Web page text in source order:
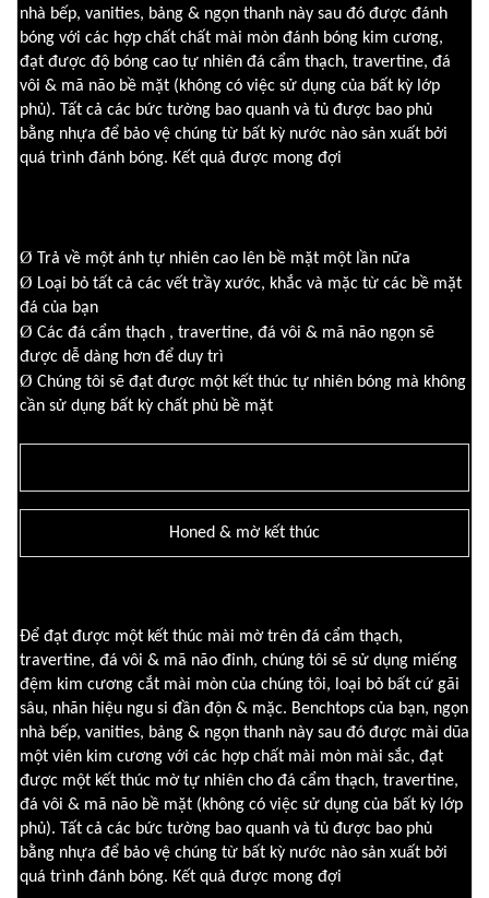
nhà bếp, vanities, bảng & ngọn thanh này sau đó được đánh
bóng với các hợp chất chất mài mòn đánh bóng kim cương,
đạt được độ bóng cao tự nhiên đá cẩm thạch, travertine, đá
vôi & mã não bề mặt (không có việc sử dụng của bất kỳ lớp
phủ). Tất cả các bức tường bao quanh và tủ được bao phủ
bằng nhựa để bảo vệ chúng từ bất kỳ nước nào sản xuất bởi
quá trình đánh bóng. Kết quả được mong đợi
Ø Trả về một ánh tự nhiên cao lên bề mặt một lần nữa
Ø Loại bỏ tất cả các vết trầy xước, khắc và mặc từ các bề mặt
đá của bạn
Ø Các đá cẩm thạch , travertine, đá vôi & mã não ngọn sẽ
được dễ dàng hơn để duy trì
Ø Chúng tôi sẽ đạt được một kết thúc tự nhiên bóng mà không
cần sử dụng bất kỳ chất phủ bề mặt
Honed & mờ kết thúc
Để đạt được một kết thúc mài mờ trên đá cẩm thạch,
travertine, đá vôi & mã não đỉnh, chúng tôi sẽ sử dụng miếng
đệm kim cương cắt mài mòn của chúng tôi, loại bỏ bất cứ gãi
sâu, nhãn hiệu ngu si đần độn & mặc. Benchtops của bạn, ngọn
nhà bếp, vanities, bảng & ngọn thanh này sau đó được mài dũa
một viên kim cương với các hợp chất mài mòn mài sắc, đạt
được một kết thúc mờ tự nhiên cho đá cẩm thạch, travertine,
đá vôi & mã não bề mặt (không có việc sử dụng của bất kỳ lớp
phủ). Tất cả các bức tường bao quanh và tủ được bao phủ
bằng nhựa để bảo vệ chúng từ bất kỳ nước nào sản xuất bởi
quá trình đánh bóng. Kết quả được mong đợi